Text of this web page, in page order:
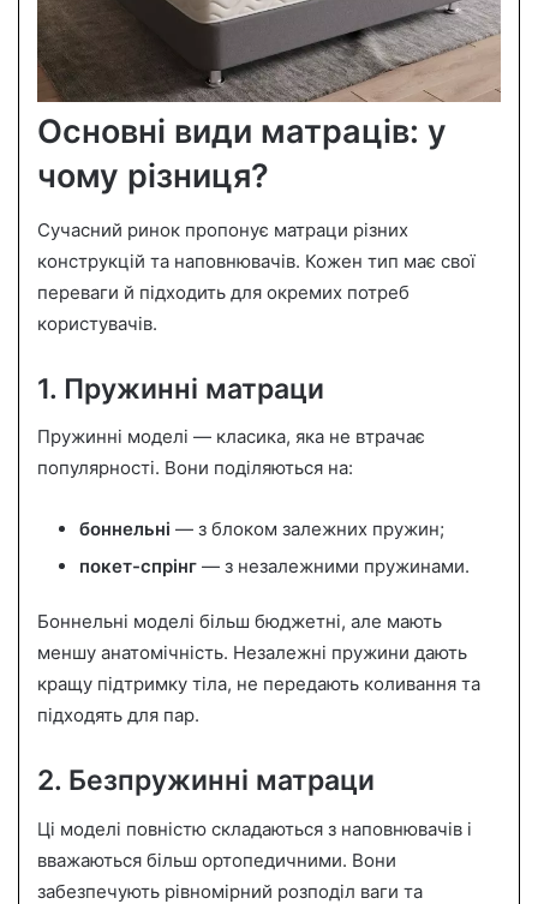
Основні види матраців: у
чому різниця?
Сучасний ринок пропонує матраци різних
конструкцій та наповнювачів. Кожен тип має свої
переваги й підходить для окремих потреб
користувачів.
1. Пружинні матраци
Пружинні моделі — класика, яка не втрачає
популярності. Вони поділяються на:
боннельні — з блоком залежних пружин;
покет-спрінг — з незалежними пружинами.
Боннельні моделі більш бюджетні, але мають
меншу анатомічність. Незалежні пружини дають
кращу підтримку тіла, не передають коливання та
підходять для пар.
2. Безпружинні матраци
Ці моделі повністю складаються з наповнювачів і
вважаються більш ортопедичними. Вони
забезпечують рівномірний розподіл ваги та